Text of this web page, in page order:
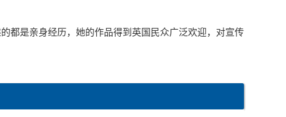
都是亲身经历，她的作品得到英国民众广泛欢迎，对宣传